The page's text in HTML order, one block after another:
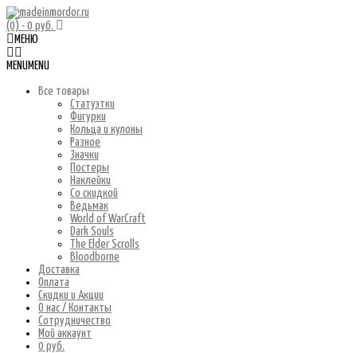
(0) - 0 руб.
МЕНЮ
MENU MENU
Все товары
Статуэтки
Фигурки
Кольца и кулоны
Разное
Значки
Постеры
Наклейки
Со скидкой
Ведьмак
World of WarCraft
Dark Souls
The Elder Scrolls
Bloodborne
Доставка
Оплата
Скидки и Акции
О нас / Контакты
Сотрудничество
Мой аккаунт
0 руб.